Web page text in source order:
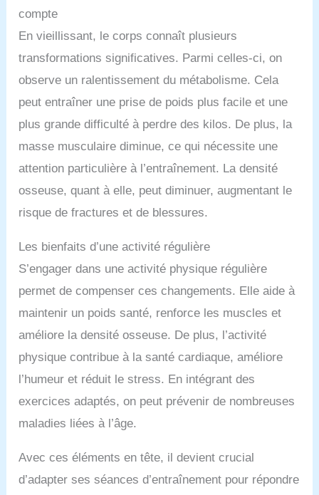
compte
En vieillissant, le corps connaît plusieurs
transformations significatives. Parmi celles-ci, on
observe un ralentissement du métabolisme. Cela
peut entraîner une prise de poids plus facile et une
plus grande difficulté à perdre des kilos. De plus, la
masse musculaire diminue, ce qui nécessite une
attention particulière à l’entraînement. La densité
osseuse, quant à elle, peut diminuer, augmentant le
risque de fractures et de blessures.
Les bienfaits d’une activité régulière
S’engager dans une activité physique régulière
permet de compenser ces changements. Elle aide à
maintenir un poids santé, renforce les muscles et
améliore la densité osseuse. De plus, l’activité
physique contribue à la santé cardiaque, améliore
l’humeur et réduit le stress. En intégrant des
exercices adaptés, on peut prévenir de nombreuses
maladies liées à l’âge.
Avec ces éléments en tête, il devient crucial
d’adapter ses séances d’entraînement pour répondre